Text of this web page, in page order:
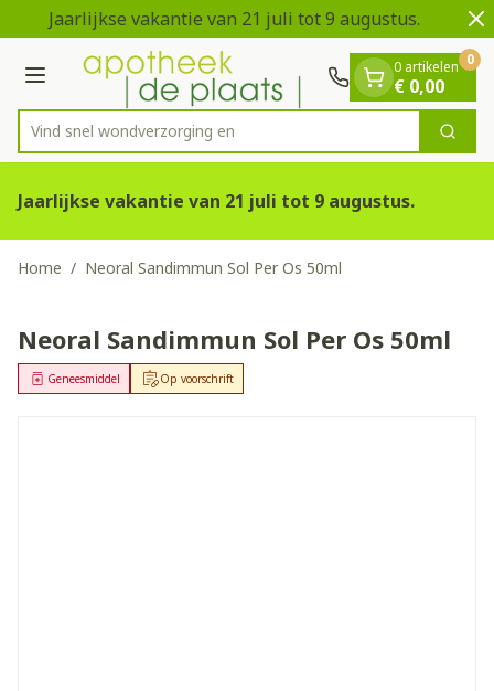
Ga naar de inhoud
1 van 2
Jaarlijkse vakantie van 21 juli tot 9 augustus.
Menu
Product, merk, categorie...
Vind snel wondverz Zoek
0 artikelen
€ 0,00
0
Jaarlijkse vakantie van 21 juli tot 9 augustus.
Home / Neoral Sandimmun Sol Per Os 50ml
Neoral Sandimmun Sol Per Os 50ml
Op voorschrift
Geneesmiddel